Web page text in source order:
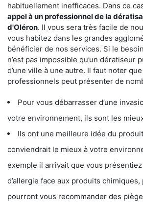
habituellement inefficaces. Dans ce
appel à un professionnel de la
d'Oléron. Il vous sera très facile de
vous habitez dans les grandes
bénéficier de nos services. Si le
n’est pas impossible qu’un dératiseur
d’une ville à une autre. Il faut noter
professionnels peut présenter de
Pour vous débarrasser d’une
votre environnement, ils sont les
Ils ont une meilleure idée du
conviendrait le mieux à votre
exemple il arrivait que vous
d’allergie face aux produits chimiques,
pourront vous recommander des